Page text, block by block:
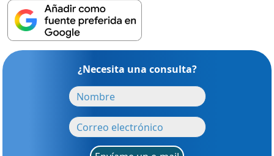
¿Necesita una consulta?